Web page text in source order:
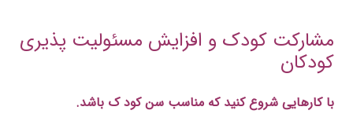
مشارکت کودک و افزایش مسئولیت پذیری
کودکان
با کارهایی شروع کنید که مناسب سن کود ک باشد.